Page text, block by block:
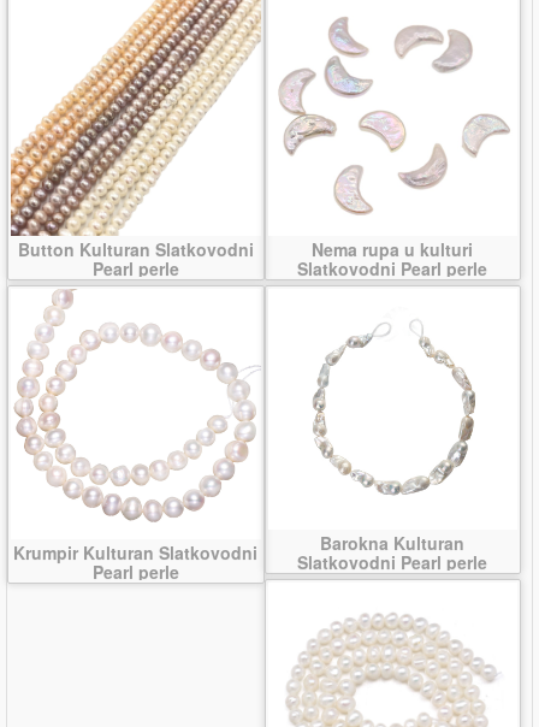
Button Kulturan Slatkovodni
Pearl perle
Nema rupa u kulturi
Slatkovodni Pearl perle
Krumpir Kulturan Slatkovodni
Pearl perle
Barokna Kulturan
Slatkovodni Pearl perle